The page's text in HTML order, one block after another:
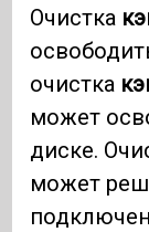
Очистка
очистка
может
диске.
может